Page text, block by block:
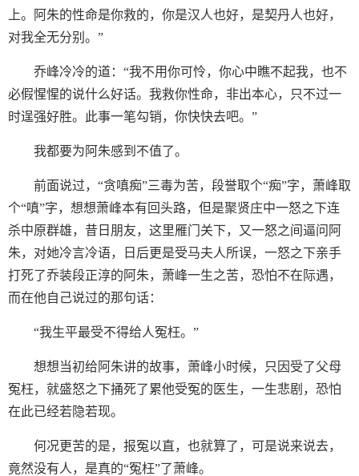
上。阿朱的性命是你救的，你是汉人也好，是契丹人也好，
对我全无分别。”
乔峰冷冷的道：“我不用你可怜，你心中瞧不起我，也不
必假惺惺的说什么好话。我救你性命，非出本心，只不过一
时逞强好胜。此事一笔勾销，你快快去吧。”
我都要为阿朱感到不值了。
前面说过，“贪嗔痴”三毒为苦，段誉取个“痴”字，萧峰取
个“嗔”字，想想萧峰本有回头路，但是聚贤庄中一怒之下连
杀中原群雄，昔日朋友，这里雁门关下，又一怒之间逼问阿
朱，对她冷言冷语，日后更是受马夫人所误，一怒之下亲手
打死了乔装段正淳的阿朱，萧峰一生之苦，恐怕不在际遇，
而在他自己说过的那句话：
“我生平最受不得给人冤枉。”
想想当初给阿朱讲的故事，萧峰小时候，只因受了父母
冤枉，就盛怒之下捅死了累他受冤的医生，一生悲剧，恐怕
在此已经若隐若现。
何况更苦的是，报冤以直，也就算了，可是说来说去，
竟然没有人，是真的“冤枉”了萧峰。